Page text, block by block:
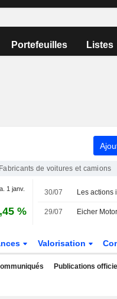
Portefeuilles Listes
Fabricants de voitures et camions
1 janv.
%
30/07
29/07
Valorisation
Publications